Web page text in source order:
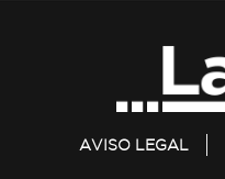
AVISO LEGAL